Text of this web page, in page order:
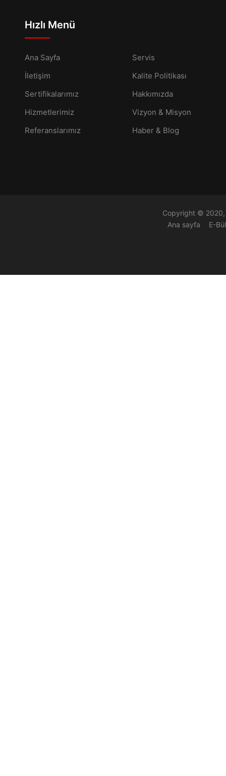
Hızlı Menü
Ana Sayfa
Servis
İletişim
Kalite Politikası
Sertifikalarımız
Hakkımızda
Hizmetlerimiz
Vizyon & Misyon
Referanslarımız
Haber & Blog
Copyright © 2020,
Ana sayfa
E-